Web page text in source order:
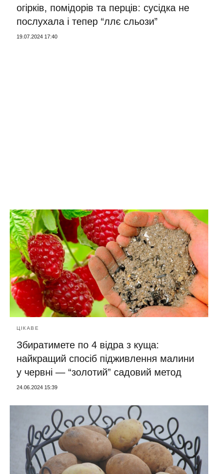
огірків, помідорів та перців: сусідка не
послухала і тепер “ллє сльози”
19.07.2024 17:40
ЦІКАВЕ
Збиратимете по 4 відра з куща:
найкращий спосіб підживлення малини
у червні — “золотий” садовий метод
24.06.2024 15:39